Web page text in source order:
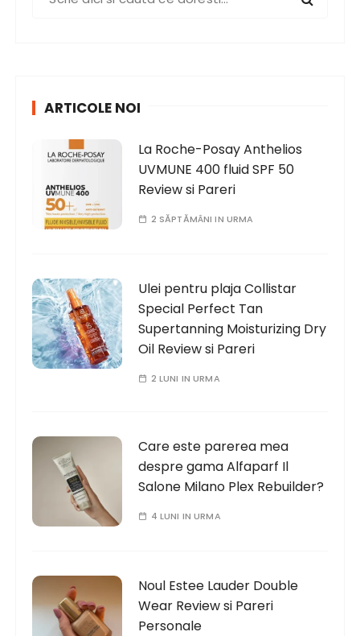
ARTICOLE NOI
La Roche-Posay Anthelios
UVMUNE 400 fluid SPF 50
Review si Pareri
2 SĂPTĂMÂNI IN URMA
Ulei pentru plaja Collistar
Special Perfect Tan
Supertanning Moisturizing Dry
Oil Review si Pareri
2 LUNI IN URMA
Care este parerea mea
despre gama Alfaparf Il
Salone Milano Plex Rebuilder?
4 LUNI IN URMA
Noul Estee Lauder Double
Wear Review si Pareri
Personale